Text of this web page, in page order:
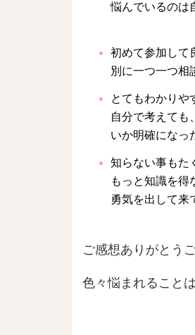
悩んでいるのは
初めて参加して
別に一つ一つ相
とてもわかりや
自分で考えても
いか明確になっ
知らない事もた
もっと知識を得
勇気を出して来
ご感想ありがとう
色々悩まれること